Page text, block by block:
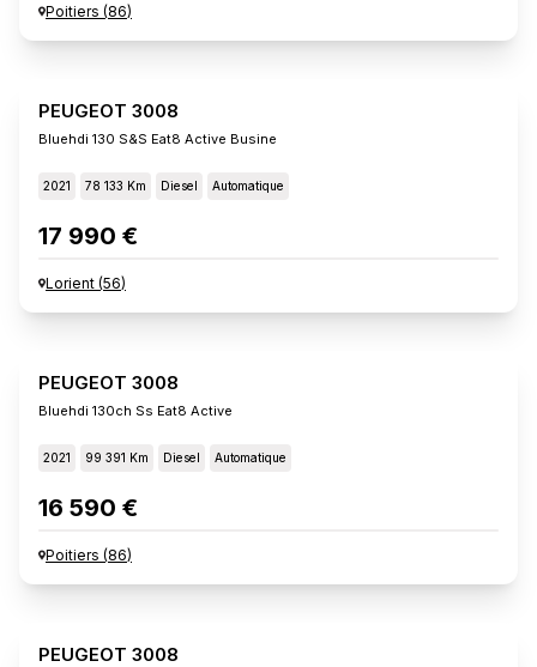
Poitiers (86)
PEUGEOT 3008
Bluehdi 130 S&s Eat8 Active Busine
2021 78 133 Km Diesel Automatique
17 990 €
Lorient (56)
PEUGEOT 3008
Bluehdi 130ch Ss Eat8 Active
2021 99 391 Km Diesel Automatique
16 590 €
Poitiers (86)
PEUGEOT 3008